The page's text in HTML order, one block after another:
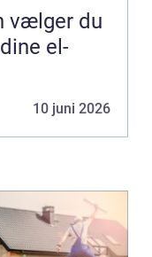
el-
10 juni 2026